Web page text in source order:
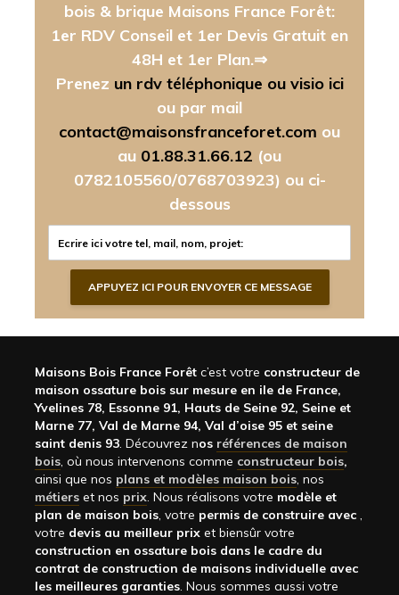
bois & brique Maisons France Forêt:
1er RDV Conseil et 1er Devis Gratuit en
48H et 1er Plan.⇒
Prenez un rdv téléphonique ou visio ici
ou par mail
contact@maisonsfranceforet.com ou
au 01.88.31.66.12 (ou
0782105560/0768703923) ou ci-
dessous
Maisons Bois France Forêt c’est votre constructeur de
maison ossature bois sur mesure en ile de France,
Yvelines 78, Essonne 91, Hauts de Seine 92, Seine et
Marne 77, Val de Marne 94, Val d’oise 95 et seine
saint denis 93. Découvrez nos références de maison
bois, où nous intervenons comme constructeur bois,
ainsi que nos plans et modèles maison bois, nos
métiers et nos prix. Nous réalisons votre modèle et
plan de maison bois, votre permis de construire avec ,
votre devis au meilleur prix et biensûr votre
construction en ossature bois dans le cadre du
contrat de construction de maisons individuelle avec
les meilleures garanties. Nous sommes aussi votre